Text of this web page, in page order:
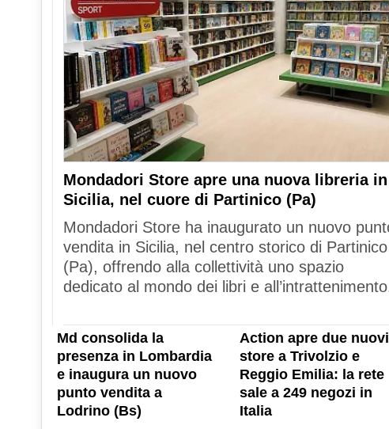
Mondadori Store apre una nuova libreria in
Sicilia, nel cuore di Partinico (Pa)
Mondadori Store ha inaugurato un nuovo
vendita in Sicilia, nel centro storico di Partinico
(Pa), offrendo alla collettività uno spazio
dedicato al mondo dei libri e
Md consolida la
presenza in Lombardia
e inaugura un nuovo
punto vendita a
Lodrino (Bs)
Action apre due nuovi
store a Trivolzio e
Reggio Emilia: la rete
sale a 249 negozi in
Italia